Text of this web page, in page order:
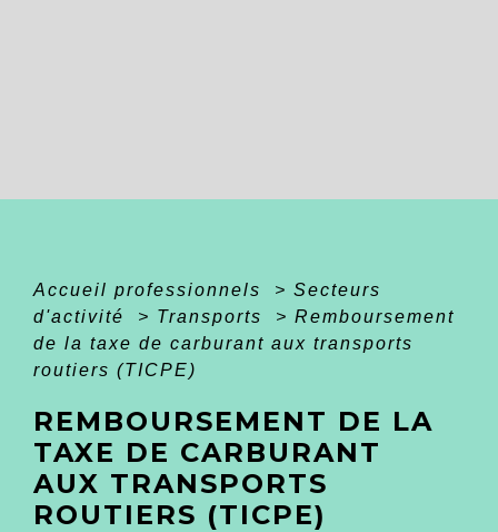
Accueil professionnels > Secteurs
d'activité
> Transports > Remboursement
de la taxe de carburant aux transports
routiers (TICPE)
REMBOURSEMENT DE LA
TAXE DE CARBURANT
AUX TRANSPORTS
ROUTIERS (TICPE)